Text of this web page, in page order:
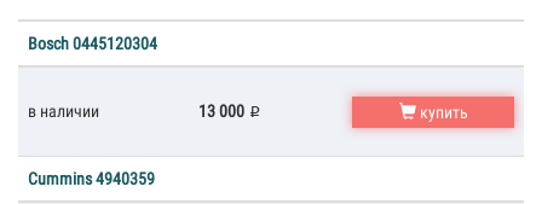
Bosch 0445120304
в наличии 13 000 купить
Cummins 4940359